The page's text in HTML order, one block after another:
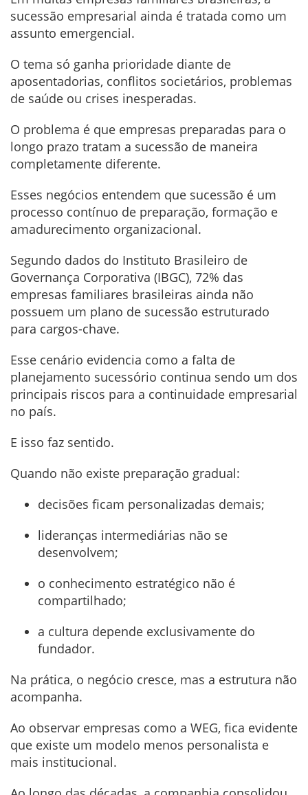
sucessão empresarial ainda é tratada como um
assunto emergencial.
O tema só ganha prioridade diante de
aposentadorias, conflitos societários, problemas
de saúde ou crises inesperadas.
O problema é que empresas preparadas para o
longo prazo tratam a sucessão de maneira
completamente diferente.
Esses negócios entendem que sucessão é um
processo contínuo de preparação, formação e
amadurecimento organizacional.
Segundo dados do Instituto Brasileiro de
Governança Corporativa (IBGC), 72% das
empresas familiares brasileiras ainda não
possuem um plano de sucessão estruturado
para cargos-chave.
Esse cenário evidencia como a falta de
planejamento sucessório continua sendo um dos
principais riscos para a continuidade empresarial
no país.
E isso faz sentido.
Quando não existe preparação gradual:
decisões ficam personalizadas demais;
lideranças intermediárias não se
desenvolvem;
o conhecimento estratégico não é
compartilhado;
a cultura depende exclusivamente do
fundador.
Na prática, o negócio cresce, mas a estrutura não
acompanha.
Ao observar empresas como a WEG, fica evidente
que existe um modelo menos personalista e
mais institucional.